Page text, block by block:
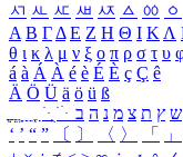
ㅺ ㅻ ㅼ ㅽ ㅾ ㅿ ㆀ ㆁ
Α Β ΓΔ Ε Ζ Η Θ Ι ΚΛ
θ ι κ λ μ ν ξ ο π ρ σ τ υ
á à Á À é è É È ç Ç ê
Ä Ö Ü ä ö ü ß
ִֶֹ ֻּ ׁׂ ש ץ ת צ מ נ ה ב
‘ ’ “ ” 〔 〕 〈 〉 「 」